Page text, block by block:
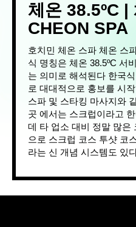
체온 38.5ºC |
CHEON SPA
호치민 체온 스파 체온 스파는 7군에 위치하고 있다 정
식 명칭은 체온 38.5ºC 서
는 의미로 해석된다 한국식 터키탕 이라는 시스템 소개
로 대대적으로 홍보를 시
스파 및 스타킹 마사지와
곳 에서는 스크럽이라고
데 타 업소 대비 정말 많은
으로 스크럽 코스 투샷 코
라는 신 개념 시스템도 있